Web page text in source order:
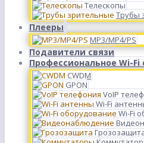
Телескопы
Трубы
Плееры
MP3/MP4/PS
Подавители связи
Профессиональное Wi-
CWDM
GPON
VoIP
Wi-Fi
Wi-Fi